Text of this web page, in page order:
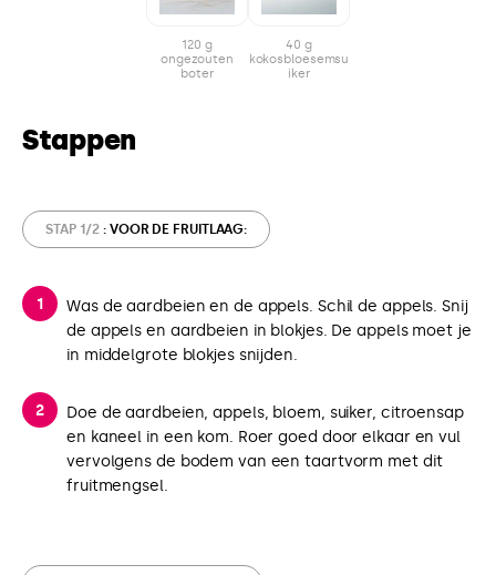
120 g
ongezouten
boter
40 g
kokosbloesemsu
iker
Stappen
STAP 1/2 : VOOR DE FRUITLAAG:
Was de aardbeien en de appels. Schil de appels. Snij
de appels en aardbeien in blokjes. De appels moet je
in middelgrote blokjes snijden.
Doe de aardbeien, appels, bloem, suiker, citroensap
en kaneel in een kom. Roer goed door elkaar en vul
vervolgens de bodem van een taartvorm met dit
fruitmengsel.